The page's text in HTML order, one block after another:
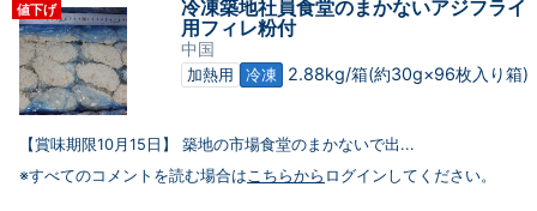
値下げ
冷凍築地社員食堂のまかないアジフライ
用フィレ粉付
中国
加熱用 冷凍 2.88kg/箱(約30g×96枚入り箱)
【賞味期限10月15日】 築地の市場食堂のまかないで出...
※すべてのコメントを読む場合はこちらから ログインしてください。